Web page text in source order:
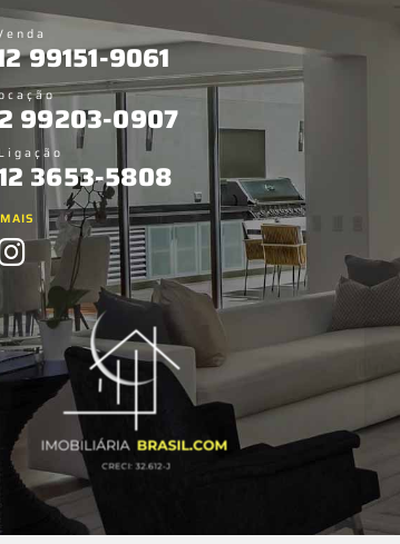
99151-9061
99203-0907
Ligação
3653-5808